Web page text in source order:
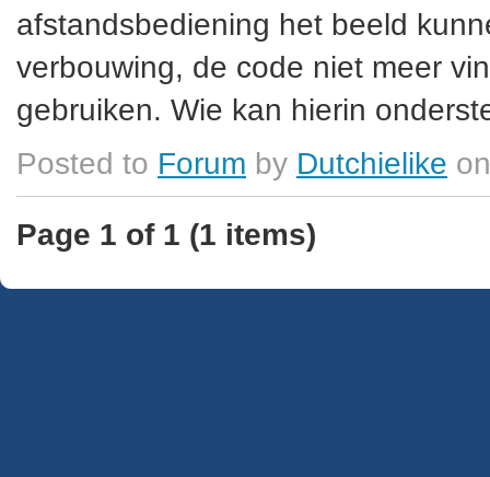
afstandsbediening het beeld
verbouwing, de code niet meer
gebruiken. Wie kan hierin
Posted to Forum by Dutchielike
Page 1 of 1 (1 items)